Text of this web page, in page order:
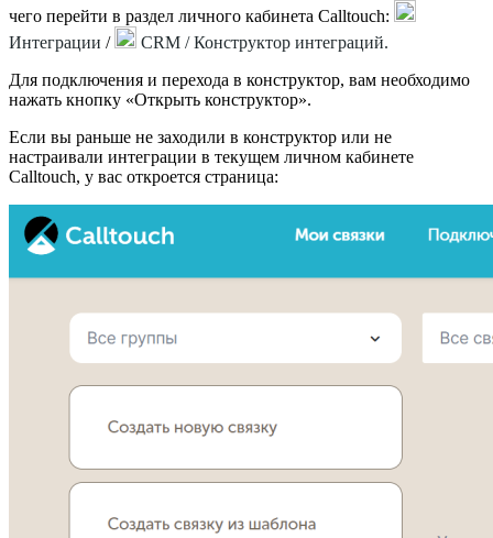
чего перейти в раздел личного кабинета Calltouch:
Интеграции /
CRM / Конструктор интеграций.
Для подключения и перехода в конструктор, вам необходимо
нажать кнопку «Открыть конструктор».
Если вы раньше не заходили в конструктор или не
настраивали интеграции в текущем личном кабинете
Calltouch, у вас откроется страница: